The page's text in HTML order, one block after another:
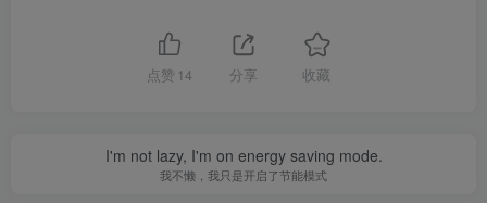
点赞 14 分享 收藏
I'm not lazy, I'm on energy saving mode.
我不懒，我只是开启了节能模式